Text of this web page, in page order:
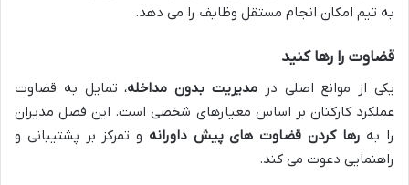
به تیم امکان انجام مستقل وظایف را می دهد.
قضاوت را رها کنید
یکی از موانع اصلی در مدیریت بدون مداخله، تمایل به قضاوت
عملکرد کارکنان بر اساس معیارهای شخصی است. این فصل مدیران
را به رها کردن قضاوت های پیش داورانه و تمرکز بر پشتیبانی و
راهنمایی دعوت می کند.